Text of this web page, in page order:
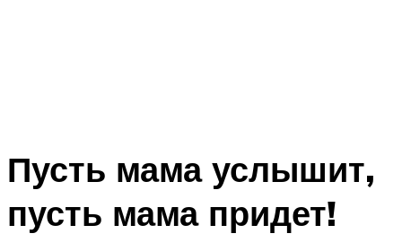
Пусть мама услышит,
пусть мама придет!